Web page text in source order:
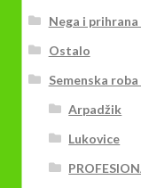
Nega i
Ostalo
Semenska
Arpadžik
Lukovice